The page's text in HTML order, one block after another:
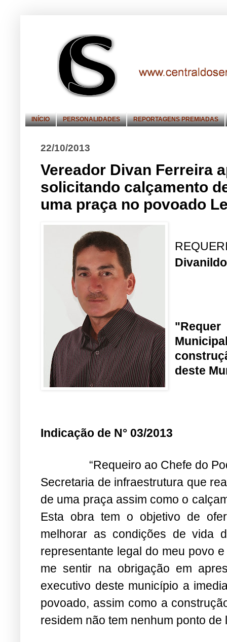
INÍCIO PERSONALIDADES REPORTAGENS PREMIADAS
22/10/2013
Vereador Divan Ferreira
solicitando calçamento
uma praça no povoado
deste
Indicação de N° 03/2013
“Requeiro ao Chefe do
Secretaria de infraestrutura que
de uma praça assim como o
Esta obra tem o objetivo de
melhorar as condições de vida
representante legal do meu povo
me sentir na obrigação em
executivo deste município a
povoado, assim como a
residem não tem nenhum ponto